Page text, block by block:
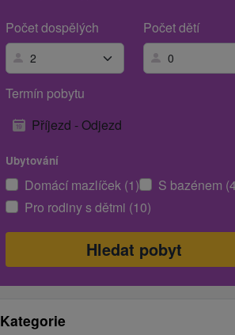
Počet dospělých
Počet dětí
Termín pobytu
Příjezd - Odjezd
Ubytování
Domácí mazlíček (1)
S bazénem
Pro rodiny s dětmi (10)
Kategorie